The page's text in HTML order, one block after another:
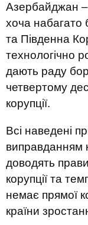
Азербайджан –
хоча набагато
та Південна
технологічно
дають раду
четвертому
корупції.
Всі наведені
виправданням
доводять
корупції та
немає прямої
країни